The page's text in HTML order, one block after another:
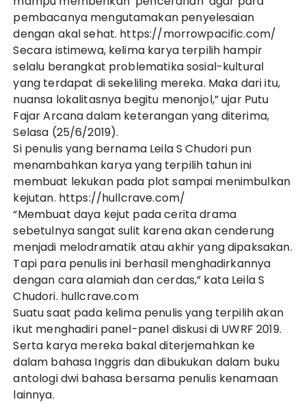
pembacanya mengutamakan penyelesaian
dengan akal sehat. https://morrowpacific.com/
Secara istimewa, kelima karya terpilih hampir
selalu berangkat problematika sosial-kultural
yang terdapat di sekeliling mereka. Maka dari itu,
nuansa lokalitasnya begitu menonjol,” ujar Putu
Fajar Arcana dalam keterangan yang diterima,
Selasa (25/6/2019).
Si penulis yang bernama Leila S Chudori pun
menambahkan karya yang terpilih tahun ini
membuat lekukan pada plot sampai menimbulkan
kejutan. https://hullcrave.com/
“Membuat daya kejut pada cerita drama
sebetulnya sangat sulit karena akan cenderung
menjadi melodramatik atau akhir yang dipaksakan.
Tapi para penulis ini berhasil menghadirkannya
dengan cara alamiah dan cerdas,” kata Leila S
Chudori. hullcrave.com
Suatu saat pada kelima penulis yang terpilih akan
ikut menghadiri panel-panel diskusi di UWRF 2019.
Serta karya mereka bakal diterjemahkan ke
dalam bahasa Inggris dan dibukukan dalam buku
antologi dwi bahasa bersama penulis kenamaan
lainnya.